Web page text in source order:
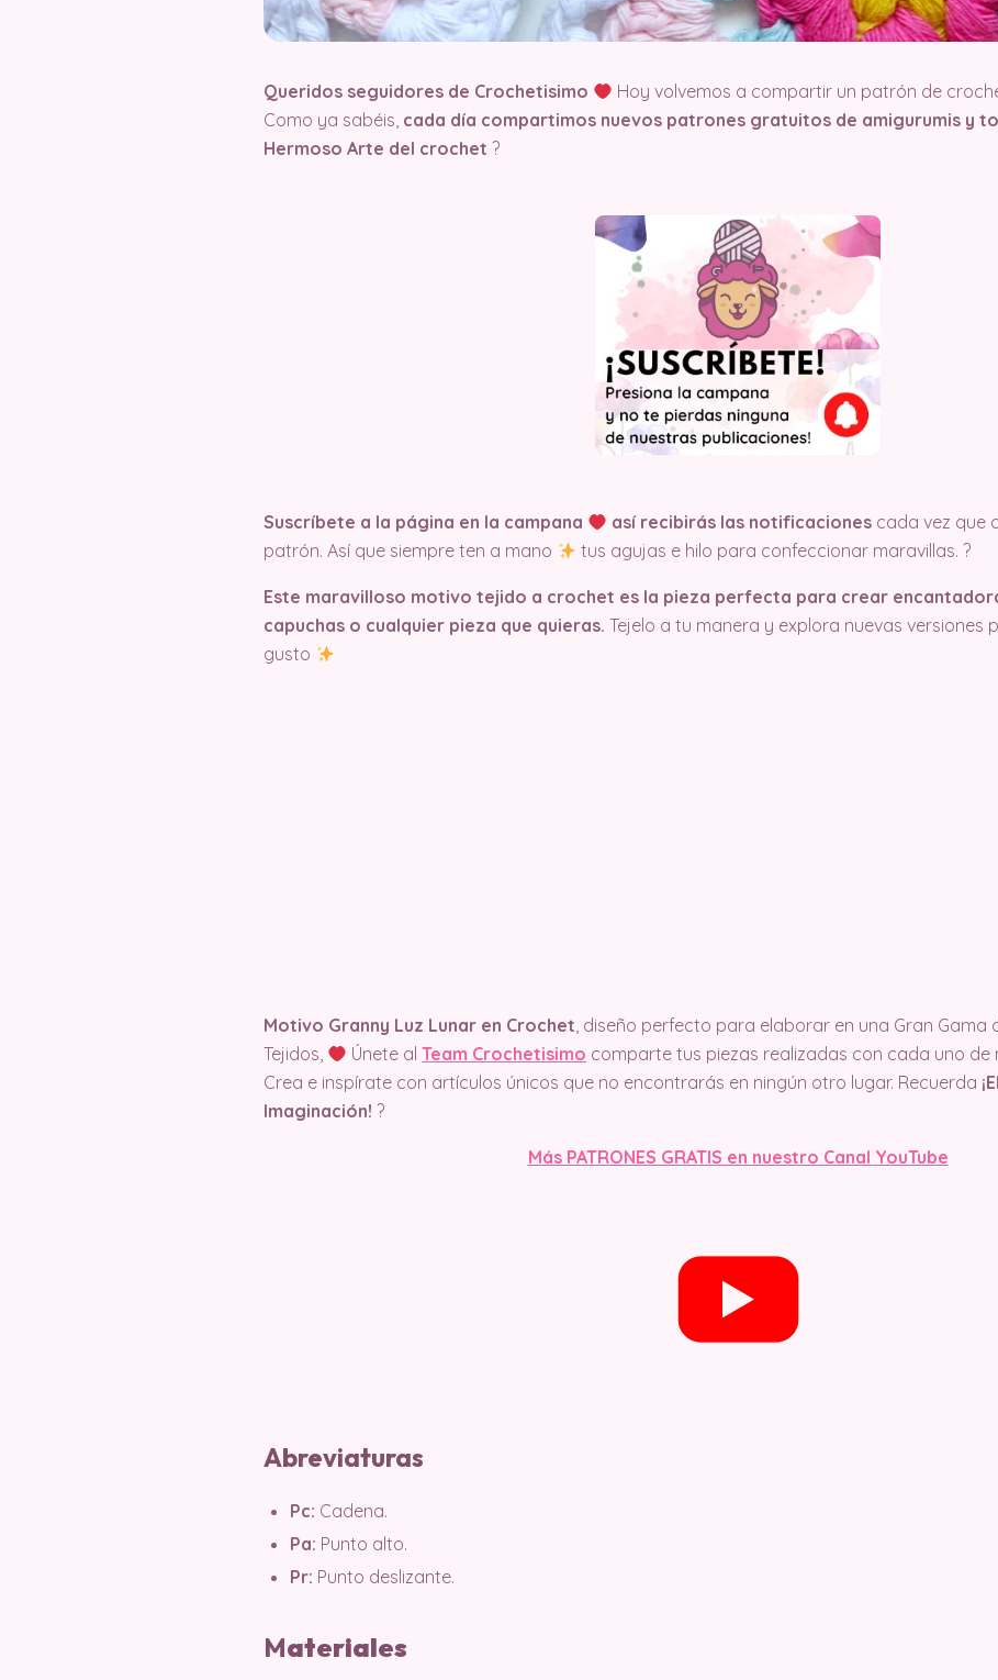
Queridos seguidores de Crochetisimo
Hoy volvemos a compartir un patrón de
Como ya sabéis, cada día compartimos nuevos patrones gratuitos de amigurumis y
Hermoso Arte del crochet ?
Suscríbete a la página en la campana así recibirás las notificaciones cada vez que
patrón. Así que siempre ten a mano
tus agujas e hilo para confeccionar maravillas. ?
Este maravilloso motivo tejido a crochet es la pieza perfecta para crear
capuchas o cualquier pieza que quieras. Tejelo a tu manera y explora nuevas versiones
gusto
Motivo Granny Luz Lunar en Crochet, diseño perfecto para elaborar en una Gran Gama
Tejidos,
Únete alTeam Crochetisimo comparte tus piezas realizadas con cada uno de
Crea e inspírate con artículos únicos que no encontrarás en ningún otro lugar. Recuerda
Imaginación! ?
Más PATRONES GRATIS en nuestro Canal YouTube
Abreviaturas
Pc: Cadena.
Pa: Punto alto.
Pr: Punto deslizante.
Materiales